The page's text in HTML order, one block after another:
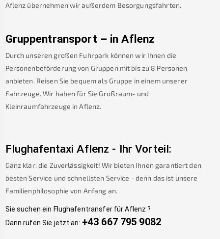
Aflenz übernehmen wir außerdem Besorgungsfahrten.
Gruppentransport – in Aflenz
Durch unseren großen Fuhrpark können wir Ihnen die
Personenbeförderung von Gruppen mit bis zu 8 Personen
anbieten. Reisen Sie bequem als Gruppe in einem unserer
Fahrzeuge. Wir haben für Sie Großraum- und
Kleinraumfahrzeuge in Aflenz.
Flughafentaxi Aflenz - Ihr Vorteil:
Ganz klar: die Zuverlässigkeit! Wir bieten Ihnen garantiert den
besten Service und schnellsten Service - denn das ist unsere
Familienphilosophie von Anfang an.
Sie suchen ein Flughafentransfer für Aflenz ?
Dann rufen Sie jetzt an: +43 667 795 9082